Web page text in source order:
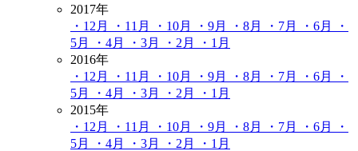
2017年
・12月
・11月 ・10月 ・9月 ・8月 ・7月 ・6月
・
5月
・4月 ・3月 ・2月
・1月
2016年
・12月
・11月 ・10月 ・9月 ・8月 ・7月 ・6月
・
5月
・4月 ・3月 ・2月
・1月
2015年
・12月
・11月 ・10月 ・9月 ・8月 ・7月 ・6月
・
5月
・4月 ・3月 ・2月
・1月